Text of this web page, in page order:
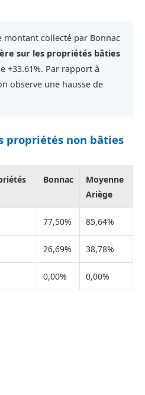
montant collecté par Bonnac
sur les propriétés bâties
+33.61%. Par rapport à
observe une hausse de
propriétés non bâties
Bonnac
Moyenne
Ariège
77,50% 85,64%
26,69% 38,78%
0,00% 0,00%